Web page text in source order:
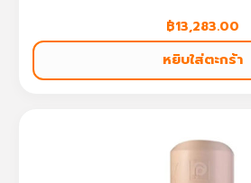
฿13,283.00
หยิบใส่ตะกร้า